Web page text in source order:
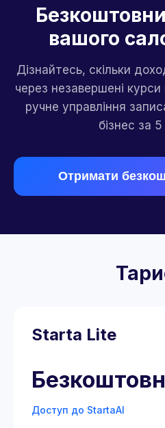
вашого
Дізнайтесь, скільки
через незавершені
ручне управління
бізнес за
Отримати
Starta Lite
Доступ до StartaAI